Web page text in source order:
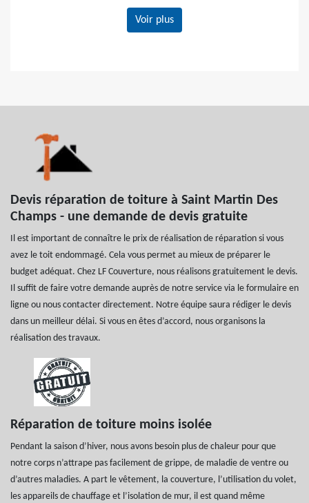
Voir plus
Devis réparation de toiture à Saint Martin Des
Champs - une demande de devis gratuite
Il est important de connaître le prix de réalisation de réparation si vous
avez le toit endommagé. Cela vous permet au mieux de préparer le
budget adéquat. Chez LF Couverture, nous réalisons gratuitement le devis.
Il suffit de faire votre demande auprès de notre service via le formulaire en
ligne ou nous contacter directement. Notre équipe saura rédiger le devis
dans un meilleur délai. Si vous en êtes d’accord, nous organisons la
réalisation des travaux.
Réparation de toiture moins isolée
Pendant la saison d’hiver, nous avons besoin plus de chaleur pour que
notre corps n’attrape pas facilement de grippe, de maladie de ventre ou
d’autres maladies. A part le vêtement, la couverture, l’utilisation du volet,
les appareils de chauffage et l’isolation de mur, il est quand même